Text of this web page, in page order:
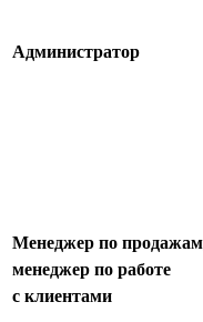
Администратор
Менеджер по
менеджер по работе
с клиентами